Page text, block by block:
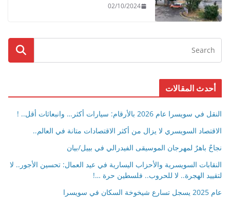
02/10/2024
أحدث المقالات
النقل في سويسرا عام 2026 بالأرقام: سيارات أكثر… وانبعاثات أقل.. !
الاقتصاد السويسري لا يزال من أكثر الاقتصادات متانة في العالم..
نجاحٌ باهرٌ لمهرجان الموسيقى الفيدرالي في بييل/بيان
النقابات السويسرية والأحزاب اليسارية في عيد العمال: تحسين الأجور.. لا
لتقييد الهجرة.. لا للحروب.. فلسطين حرة …!
عام 2025 يسجل تسارع شيخوخة السكان في سويسرا